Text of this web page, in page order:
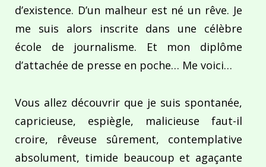
d’existence. D’un malheur est né un rêve. Je
me suis alors inscrite dans une célèbre
école de journalisme. Et mon diplôme
d’attachée de presse en poche… Me voici…
Vous allez découvrir que je suis spontanée,
capricieuse, espiègle, malicieuse faut-il
croire, rêveuse sûrement, contemplative
absolument, timide beaucoup et agaçante